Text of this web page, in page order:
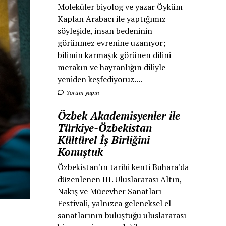
Moleküler biyolog ve yazar Öyküm
Kaplan Arabacı ile yaptığımız
söyleşide, insan bedeninin
görünmez evrenine uzanıyor;
bilimin karmaşık görünen dilini
merakın ve hayranlığın diliyle
yeniden keşfediyoruz....
Yorum yapın
Özbek Akademisyenler ile
Türkiye-Özbekistan
Kültürel İş Birliğini
Konuştuk
Özbekistan'ın tarihi kenti Buhara'da
düzenlenen III. Uluslararası Altın,
Nakış ve Mücevher Sanatları
Festivali, yalnızca geleneksel el
sanatlarının buluştuğu uluslararası